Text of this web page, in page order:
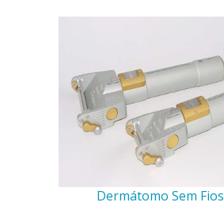
Dermátomo Sem